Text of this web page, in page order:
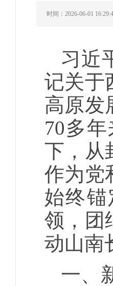
时间：2026-06-01
习近
记关于
高原发
70多
下，从
作为党
始终锚
领，团
动山南
一、